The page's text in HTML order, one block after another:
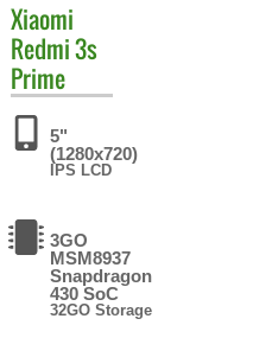
Xiaomi
Redmi 3s
Prime
5"
(1280x720)
IPS LCD
3GO
MSM8937
Snapdragon
430 SoC
32GO Storage